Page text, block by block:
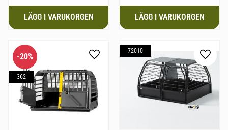
20%
362
Lägg till i favoriter
72010
Lägg